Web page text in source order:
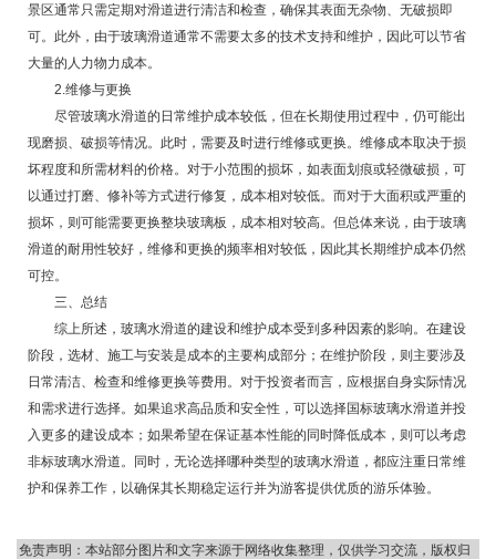
景区通常只需定期对滑道进行清洁和检查，确保其表面无杂物、无破损即
可。此外，由于玻璃滑道通常不需要太多的技术支持和维护，因此可以节省
大量的人力物力成本。
2.维修与更换
尽管玻璃水滑道的日常维护成本较低，但在长期使用过程中，仍可能出
现磨损、破损等情况。此时，需要及时进行维修或更换。维修成本取决于损
坏程度和所需材料的价格。对于小范围的损坏，如表面划痕或轻微破损，可
以通过打磨、修补等方式进行修复，成本相对较低。而对于大面积或严重的
损坏，则可能需要更换整块玻璃板，成本相对较高。但总体来说，由于玻璃
滑道的耐用性较好，维修和更换的频率相对较低，因此其长期维护成本仍然
可控。
三、总结
综上所述，玻璃水滑道的建设和维护成本受到多种因素的影响。在建设
阶段，选材、施工与安装是成本的主要构成部分；在维护阶段，则主要涉及
日常清洁、检查和维修更换等费用。对于投资者而言，应根据自身实际情况
和需求进行选择。如果追求高品质和安全性，可以选择国标玻璃水滑道并投
入更多的建设成本；如果希望在保证基本性能的同时降低成本，则可以考虑
非标玻璃水滑道。同时，无论选择哪种类型的玻璃水滑道，都应注重日常维
护和保养工作，以确保其长期稳定运行并为游客提供优质的游乐体验。
免责声明：本站部分图片和文字来源于网络收集整理，仅供学习交流，版权归